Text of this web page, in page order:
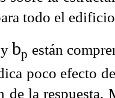
todo el
y bp están
poco efecto
de larespuesta.